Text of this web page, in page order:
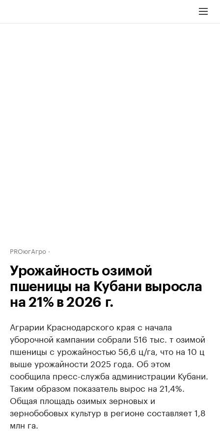
PROюгАгро
Урожайность озимой
пшеницы на Кубани выросла
на 21% в 2026 г.
Аграрии Краснодарского края с начала
уборочной кампании собрали 516 тыс. т озимой
пшеницы с урожайностью 56,6 ц/га, что на 10 ц
выше урожайности 2025 года. Об этом
сообщила пресс-служба администрации Кубани.
Таким образом показатель вырос на 21,4%.
Общая площадь озимых зерновых и
зернобобовых культур в регионе составляет 1,8
млн га.